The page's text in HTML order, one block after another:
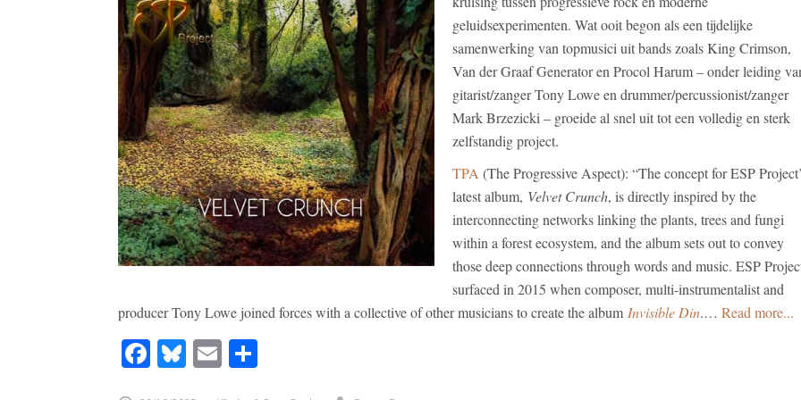
geluidsexperimenten. Wat ooit begon als een tijdelijke
samenwerking van topmusici uit bands zoals King Crimson,
Van der Graaf Generator en Procol Harum – onder leiding
gitarist/zanger Tony Lowe en drummer/percussionist/zanger
Mark Brzezicki – groeide al snel uit tot een volledig en sterk
zelfstandig project.
TPA (The Progressive Aspect): “The concept for ESP
latest album, Velvet Crunch, is directly inspired by the
interconnecting networks linking the plants, trees and fungi
within a forest ecosystem, and the album sets out to convey
those deep connections through words and music. ESP
surfaced in 2015 when composer, multi-instrumentalist and
producer Tony Lowe joined forces with a collective of other musicians to create the album Invisible Din.… Read more...
Facebook
Bluesky
Email